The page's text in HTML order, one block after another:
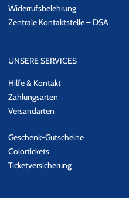
Widerrufsbelehrung
Zentrale Kontaktstelle – DSA
UNSERE SERVICES
Hilfe & Kontakt
Zahlungsarten
Versandarten
Geschenk-Gutscheine
Colortickets
Ticketversicherung